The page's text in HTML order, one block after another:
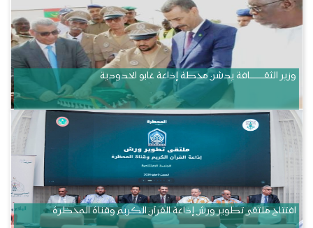
وزير الثقــــــــــافة يدشن محطة إذاعة غابو الحدودية
افتتاح ملتقى تطوير ورش إذاعة القرآن الكريم وقناة المحظرة